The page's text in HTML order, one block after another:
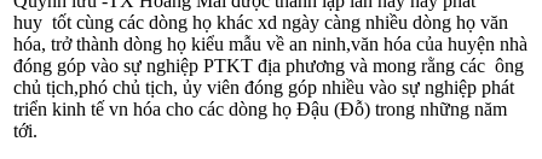
huy tốt cùng các dòng họ khác xd ngày càng nhiều dòng họ văn
hóa, trở thành dòng họ kiểu mẫu về an ninh,văn hóa của huyện nhà
đóng góp vào sự nghiệp PTKT địa phư­ơng và mong rằng các ông
chủ tịch,phó chủ tịch, ủy viên đóng góp nhiều vào sự nghiệp phát
triển kinh tế v­n hóa cho các dòng họ Đậu (Đỗ) trong những năm
tới.